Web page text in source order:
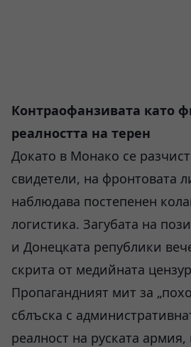
Контраофанзивата като
реалността на терен
Докато в Монако се
свидетели, на фронтовата
наблюдава постепенен
логистика. Загубата на
и Донецката републики
скрита от медийната
Пропагандният мит за
сблъска с
реалност на руската